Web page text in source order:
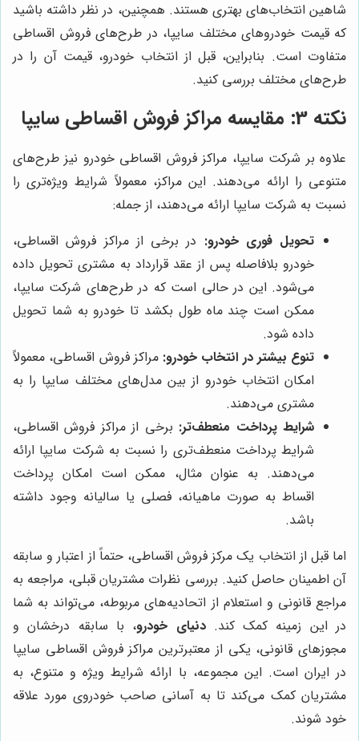
شاهین انتخاب‌های بهتری هستند. همچنین، در نظر داشته باشید
که قیمت خودروهای مختلف سایپا، در طرح‌های فروش اقساطی
متفاوت است. بنابراین، قبل از انتخاب خودرو، قیمت آن را در
طرح‌های مختلف بررسی کنید.
نکته 3: مقایسه مراکز فروش اقساطی سایپا
علاوه بر شرکت سایپا، مراکز فروش اقساطی خودرو نیز طرح‌های
متنوعی را ارائه می‌دهند. این مراکز، معمولاً شرایط ویژه‌تری را
نسبت به شرکت سایپا ارائه می‌دهند، از جمله:
تحویل فوری خودرو: در برخی از مراکز فروش اقساطی،
خودرو بلافاصله پس از عقد قرارداد به مشتری تحویل داده
می‌شود. این در حالی است که در طرح‌های شرکت سایپا،
ممکن است چند ماه طول بکشد تا خودرو به شما تحویل
داده شود.
تنوع بیشتر در انتخاب خودرو: مراکز فروش اقساطی، معمولاً
امکان انتخاب خودرو از بین مدل‌های مختلف سایپا را به
مشتری می‌دهند.
شرایط پرداخت منعطف‌تر: برخی از مراکز فروش اقساطی،
شرایط پرداخت منعطف‌تری را نسبت به شرکت سایپا ارائه
می‌دهند. به عنوان مثال، ممکن است امکان پرداخت
اقساط به صورت ماهیانه، فصلی یا سالیانه وجود داشته
باشد.
اما قبل از انتخاب یک مرکز فروش اقساطی، حتماً از اعتبار و سابقه
آن اطمینان حاصل کنید. بررسی نظرات مشتریان قبلی، مراجعه به
مراجع قانونی و استعلام از اتحادیه‌های مربوطه، می‌تواند به شما
در این زمینه کمک کند.دنیای خودرو، با سابقه درخشان و
مجوزهای قانونی، یکی از معتبرترین مراکز فروش اقساطی سایپا
در ایران است. این مجموعه، با ارائه شرایط ویژه و متنوع، به
مشتریان کمک می‌کند تا به آسانی صاحب خودروی مورد علاقه
خود شوند.